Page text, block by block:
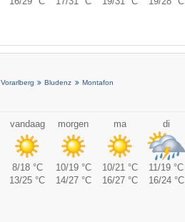
Vorarlberg Bludenz Montafon
vandaag morgen ma di
8/18 °C 10/19 °C 10/21 °C 11/19 °C
13/25 °C 14/27 °C 16/27 °C 16/24 °C